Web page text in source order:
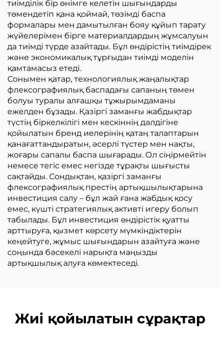
тиімділік бір өнімге келетін шығындарды
төмендетіп қана қоймай, төзімді баспа
формалары мен дамытылған бояу құйып тарату
жүйелерімен бірге материалдардың жұмсалуын
да тиімді түрде азайтады. Бұл өндірістің тиімдірек
және экономикалық тұрғыдан тиімді моделін
қамтамасыз етеді.
Сонымен қатар, технологиялық жаңалықтар
флексографиялық баспадағы сапаның төмен
болуы туралы алғашқы тұжырымдаманы
ежелден бұзады. Қазіргі заманғы жабдықтар
түстің біркелкілігі мен кескіннің дәлдігіне
қойылатын бренд иелерінің қатаң талаптарын
қанағаттандыратын, әсерлі түстер мен нақты,
жоғары сапалы баспа шығарады. Ол сіңірмейтін
немесе тегіс емес негізде тұрақты шығысты
сақтайды. Сондықтан, қазіргі заманғы
флексографиялық престің артықшылықтарына
инвестиция салу – бұл жай ғана жабдық қосу
емес, күшті стратегиялық активті игеру болып
табылады. Бұл инвестиция өндірістік қуатты
арттыруға, қызмет көрсету мүмкіндіктерін
кеңейтуге, жұмыс шығындарын азайтуға және
соңында бәсекелі нарықта маңызды
артықшылық алуға көмектеседі.
Жиі қойылатын сұрақтар